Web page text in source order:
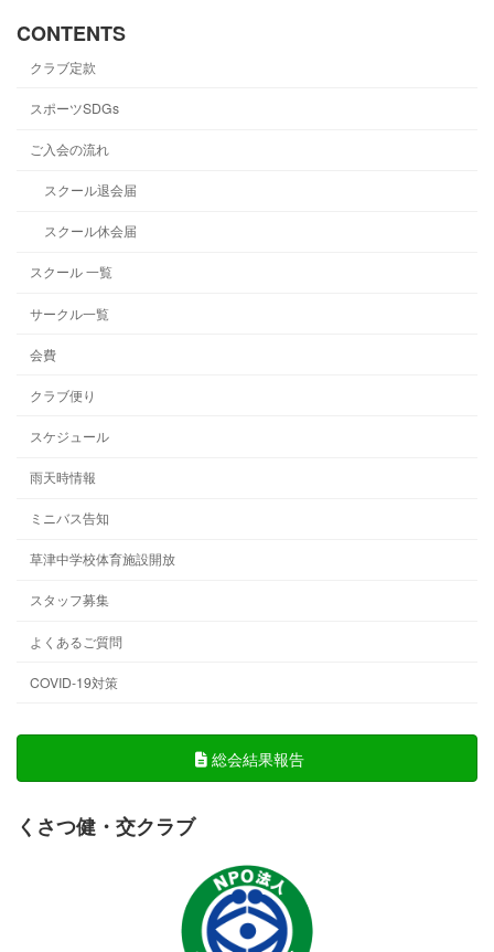
CONTENTS
クラブ定款
スポーツSDGs
ご入会の流れ
スクール退会届
スクール休会届
スクール 一覧
サークル一覧
会費
クラブ便り
スケジュール
雨天時情報
ミニバス告知
草津中学校体育施設開放
スタッフ募集
よくあるご質問
COVID-19対策
総会結果報告
くさつ健・交クラブ